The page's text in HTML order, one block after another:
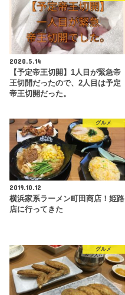
2020.5.14
【予定帝王切開】1人目が緊急帝
王切開だったので、2人目は予定
帝王切開だった。
グルメ
2019.10.12
横浜家系ラーメン町田商店！姫路
店に行ってきた
グルメ